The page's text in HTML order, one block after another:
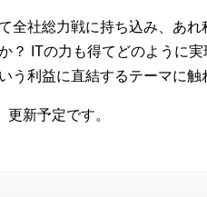
全社総力戦に持ち込み、あ
？ ITの力も得てどのように
う利益に直結するテーマに触
新予定です。